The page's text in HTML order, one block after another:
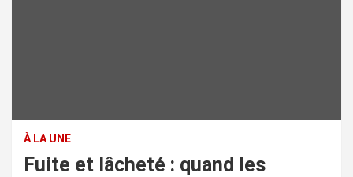
À LA UNE
Fuite et lâcheté : quand les